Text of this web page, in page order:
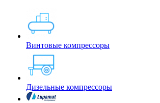
Винтовые компрессоры
Дизельные компрессоры